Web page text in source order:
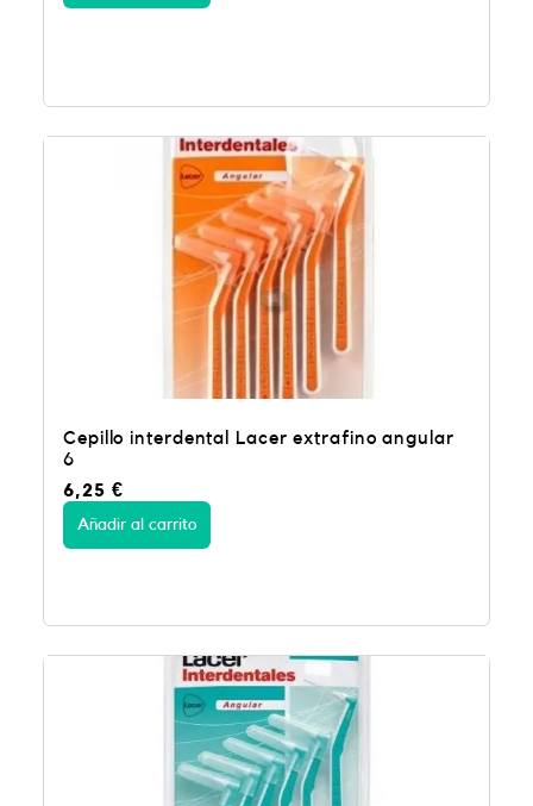
Cepillo interdental Lacer extrafino angular
6
6,25 €
Añadir al carrito